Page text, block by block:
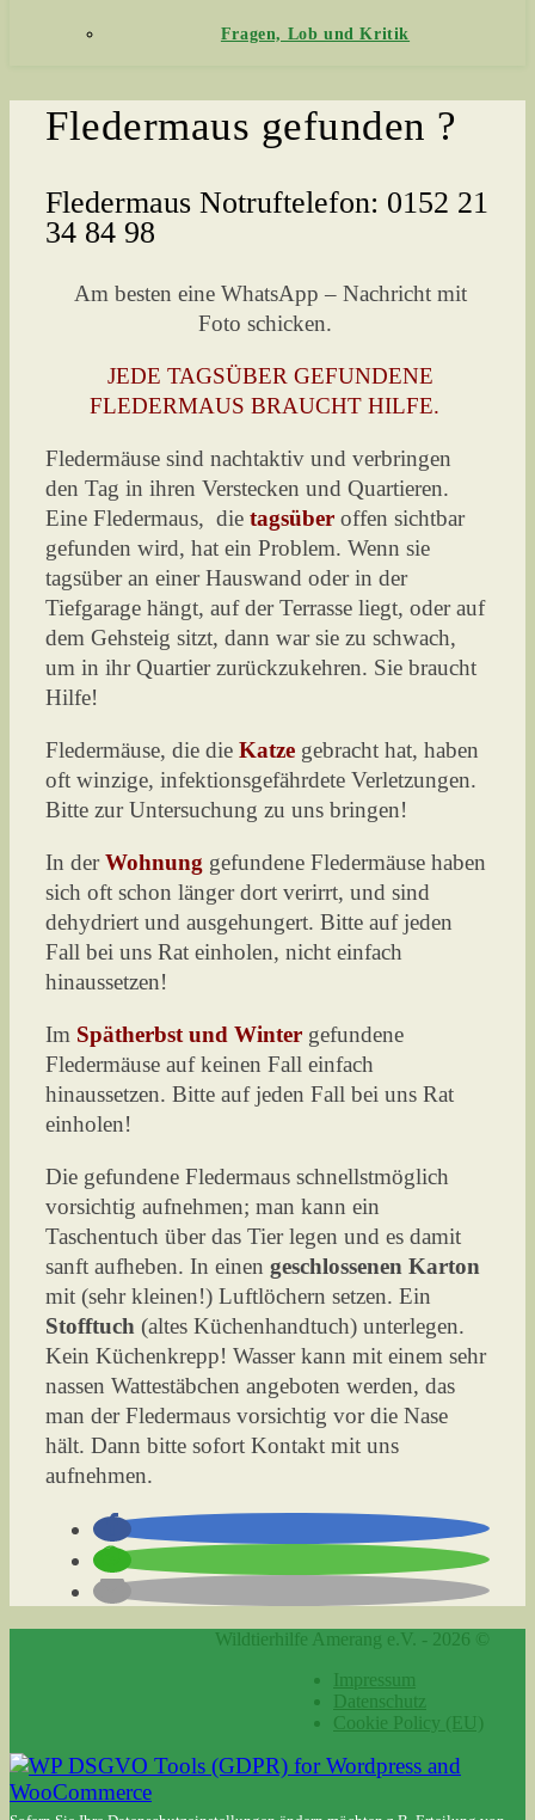
Fragen, Lob und Kritik
Fledermaus gefunden ?
Fledermaus Notruftelefon: 0152 21
34 84 98
Am besten eine WhatsApp – Nachricht mit
Foto schicken.
JEDE TAGSÜBER GEFUNDENE
FLEDERMAUS BRAUCHT HILFE.
Fledermäuse sind nachtaktiv und verbringen
den Tag in ihren Verstecken und Quartieren.
Eine Fledermaus, die tagsüber offen sichtbar
gefunden wird, hat ein Problem. Wenn sie
tagsüber an einer Hauswand oder in der
Tiefgarage hängt, auf der Terrasse liegt, oder auf
dem Gehsteig sitzt, dann war sie zu schwach,
um in ihr Quartier zurückzukehren. Sie braucht
Hilfe!
Fledermäuse, die die Katze gebracht hat, haben
oft winzige, infektionsgefährdete Verletzungen.
Bitte zur Untersuchung zu uns bringen!
In derWohnung gefundene Fledermäuse haben
sich oft schon länger dort verirrt, und sind
dehydriert und ausgehungert. Bitte auf jeden
Fall bei uns Rat einholen, nicht einfach
hinaussetzen!
Im Spätherbst und Winter gefundene
Fledermäuse auf keinen Fall einfach
hinaussetzen. Bitte auf jeden Fall bei uns Rat
einholen!
Die gefundene Fledermaus schnellstmöglich
vorsichtig aufnehmen; man kann ein
Taschentuch über das Tier legen und es damit
sanft aufheben. In einen geschlossenen Karton
mit (sehr kleinen!) Luftlöchern setzen. Ein
Stofftuch (altes Küchenhandtuch) unterlegen.
Kein Küchenkrepp! Wasser kann mit einem sehr
nassen Wattestäbchen angeboten werden, das
man der Fledermaus vorsichtig vor die Nase
hält. Dann bitte sofort Kontakt mit uns
aufnehmen.
Wildtierhilfe Amerang e.V. - 2026 ©
Impressum
Datenschutz
Cookie Policy (EU)